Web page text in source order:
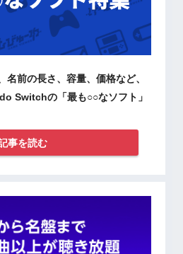
名前の長さ、容量、価格など、
Switchの「最も○○なソフト」
事を読む